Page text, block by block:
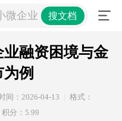
微企业融资困境与金融
搜文档
融资困境与金
例
间：2026-04-13
格式：
积分：5.99